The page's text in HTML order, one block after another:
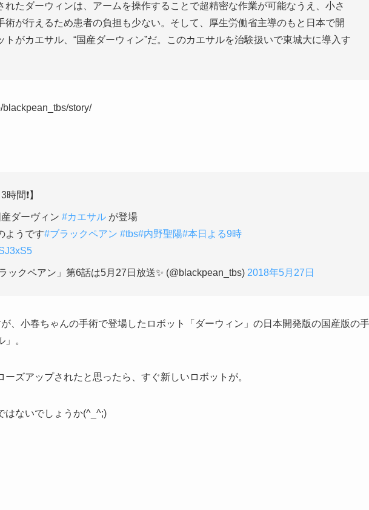
れたダーウィンは、アームを操作することで超精密な作業が可能なうえ、小さ
術が行えるため患者の負担も少ない。そして、厚生労働省主導のもと日本で開
トがカエサル、“国産ダーウィン”だ。このカエサルを治験扱いで東城大に導入す
blackpean_tbs/story/
間❗️】
ダーヴィン #カエサル が登場
ようです#ブラックペアン #tbs#内野聖陽#本日よる9時
ックペアン」第6話は5月27日放送✨ (@blackpean_tbs) 2018年5月27日
が、小春ちゃんの手術で登場したロボット「ダーウィン」の日本開発版の国産版の手
。
ズアップされたと思ったら、すぐ新しいロボットが。
はないでしょうか(^_^;)